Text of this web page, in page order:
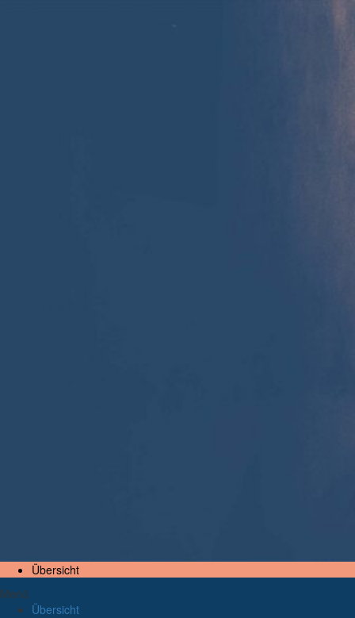
Übersicht
Menü
Übersicht